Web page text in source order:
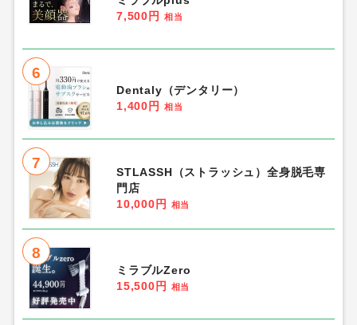
7,500円
相当
6
Dentaly（デンタリー）
1,400円
相当
7
STLASSH（ストラッシュ）全身脱毛専
門店
10,000円
相当
8
ミラブルZero
15,500円
相当